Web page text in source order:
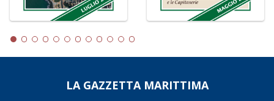
LA GAZZETTA MARITTIMA